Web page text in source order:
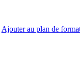
Ajouter au plan de